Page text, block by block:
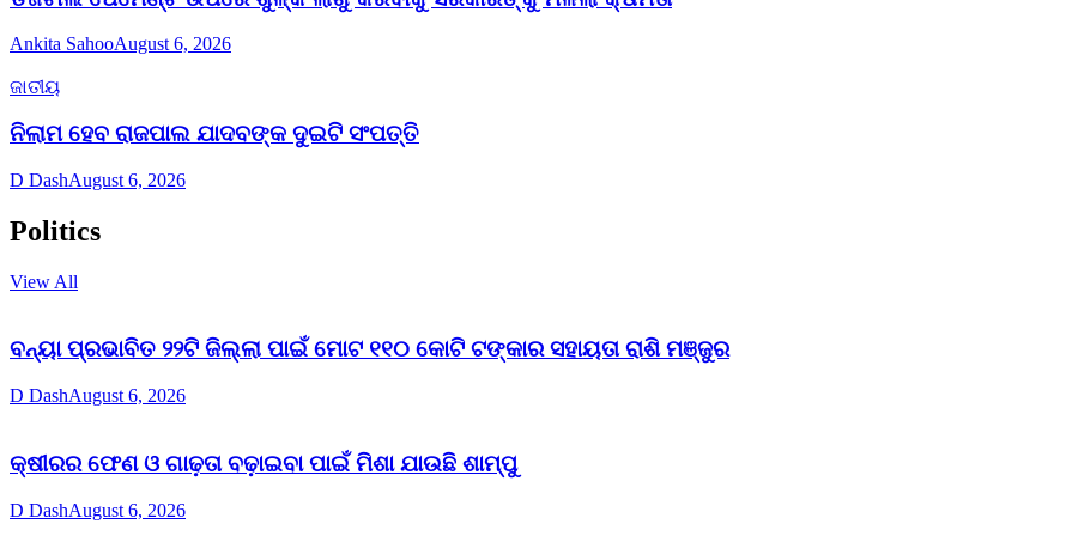
Ankita SahooAugust 6, 2026
ଜାତୀୟ
ନିଲାମ ହେବ ରାଜପାଲ ଯାଦବଙ୍କ ଦୁଇଟି ସଂପତ୍ତି
D DashAugust 6, 2026
Politics
View All
ବନ୍ୟା ପ୍ରଭାବିତ ୨୨ଟି ଜିଲ୍ଲା ପାଇଁ ମୋଟ ୧୧୦ କୋଟି ଟଙ୍କାର ସହାୟତା ରାଶି ମଞ୍ଜୁର
D DashAugust 6, 2026
କ୍ଷୀରର ଫେଣ ଓ ଗାଢ଼ତା ବଢ଼ାଇବା ପାଇଁ ମିଶା ଯାଉଛି ଶାମ୍ପୁ
D DashAugust 6, 2026